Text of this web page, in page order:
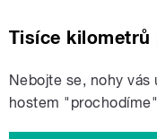
Tisíce kilometrů
Nebojte se, nohy vás
hostem